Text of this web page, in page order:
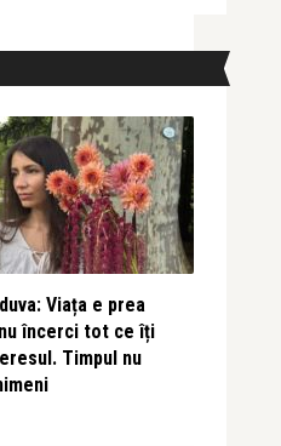
Viața e prea
încerci tot ce îți
Timpul nu